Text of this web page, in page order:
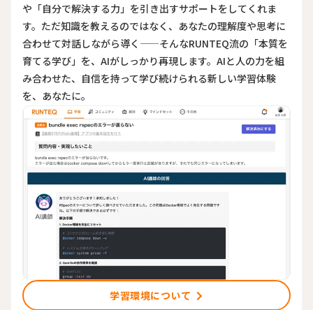
や「自分で解決する力」を引き出すサポートをしてくれま
す。ただ知識を教えるのではなく、あなたの理解度や思考に
合わせて対話しながら導く——そんなRUNTEQ流の「本質を
育てる学び」を、AIがしっかり再現します。AIと人の力を組
み合わせた、自信を持って学び続けられる新しい学習体験
を、あなたに。
学習環境について